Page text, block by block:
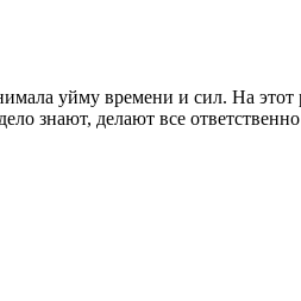
уйму времени и сил. На этот
знают, делают все